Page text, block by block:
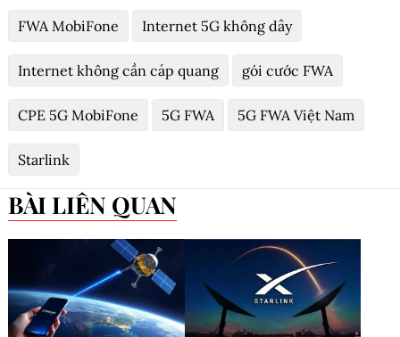
FWA MobiFone Internet 5G không dây
Internet không cần cáp quang gói cước FWA
CPE 5G MobiFone 5G FWA 5G FWA Việt Nam
Starlink
BÀI LIÊN QUAN